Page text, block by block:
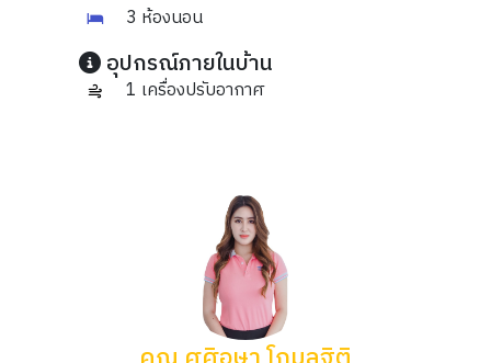
3 ห้องนอน
อุปกรณ์ภายในบ้าน
1 เครื่องปรับอากาศ